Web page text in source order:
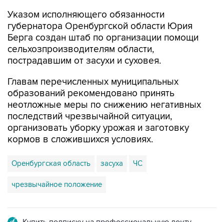
Указом исполняющего обязанности
губернатора Оренбургской области Юрия
Берга создан штаб по организации помощи
сельхозпроизводителям области,
пострадавшим от засухи и суховея.
Главам перечисленных муниципальных
образований рекомендовано принять
неотложные меры по снижению негативных
последствий чрезвычайной ситуации,
организовать уборку урожая и заготовку
кормов в сложившихся условиях.
Оренбургская область засуха ЧС
чрезвычайное положение